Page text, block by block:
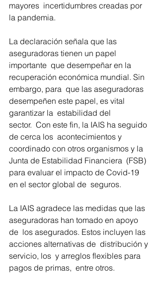
mayores  incertidumbres creadas por
la pandemia.
La declaración señala que las
aseguradoras tienen un papel
importante  que desempeñar en la
recuperación económica mundial. Sin
embargo, para  que las aseguradoras
desempeñen este papel, es vital
garantizar la  estabilidad del
sector.  Con este fin, la IAIS ha seguido
de cerca los  acontecimientos y
coordinado con otros organismos y la
Junta de Estabilidad Financiera  (FSB)
para evaluar el impacto de Covid-19
en el sector global de  seguros.
La IAIS agradece las medidas que las
aseguradoras han tomado en apoyo
de  los asegurados. Estos incluyen las
acciones alternativas de  distribución y
servicio, los  y arreglos flexibles para
pagos de primas,  entre otros.